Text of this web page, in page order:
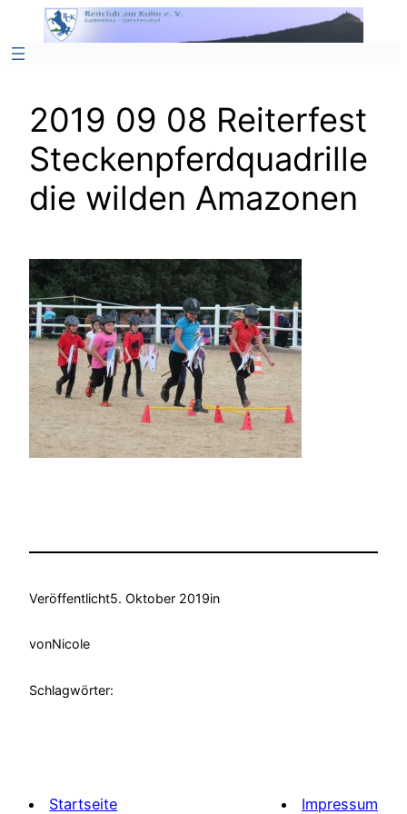
Inhalt
springen
2019 09 08 Reiterfest
Steckenpferdquadrille
die wilden Amazonen
Veröffentlicht5. Oktober 2019in
vonNicole
Schlagwörter:
Startseite Impressum